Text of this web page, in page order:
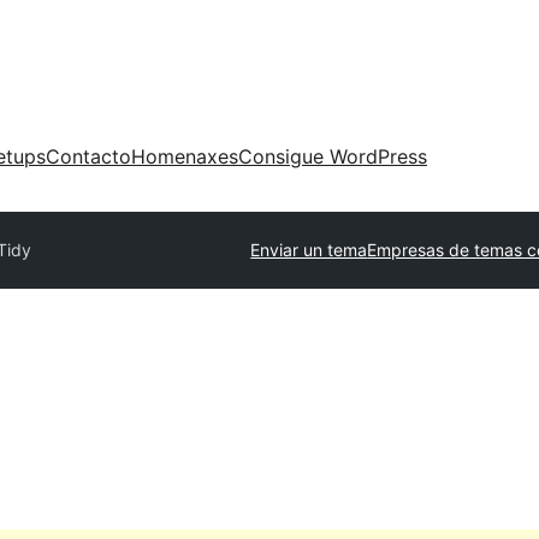
ContactoHomenaxesConsigue WordPress
Enviar un temaEmpresas de temas